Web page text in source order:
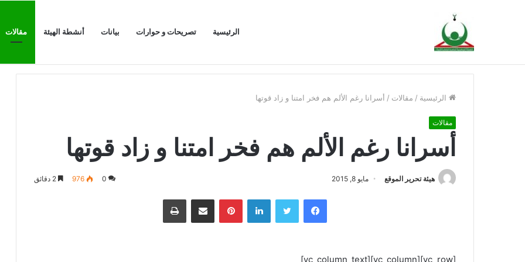
الرئيسية تصريحات و حوارات بيانات أنشطة الهيئة مقالات
أخبار عاجلة
الرئيسية / مقالات / أسرانا رغم الألم هم فخر امتنا و زاد قوتها
مقالات
أسرانا رغم الألم هم فخر امتنا و زاد قوتها
هيئة تحرير الموقع مايو 8, 2015 0
976
فيسبوك تويتر لينكدإن بينتيريستمشاركة عبر البريد طباعة
[vc_row][vc_column][vc_column_text]